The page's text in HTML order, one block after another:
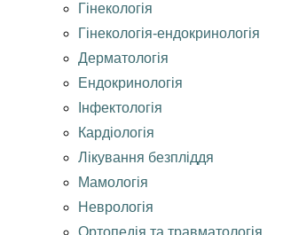
Гінекологія
Гінекологія-ендокринологія
Дерматологія
Ендокринологія
Інфектологія
Кардіологія
Лікування безпліддя
Мамологія
Неврологія
Ортопедія та травматологія